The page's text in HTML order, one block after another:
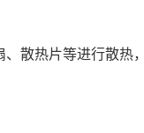
散热片等进行散热